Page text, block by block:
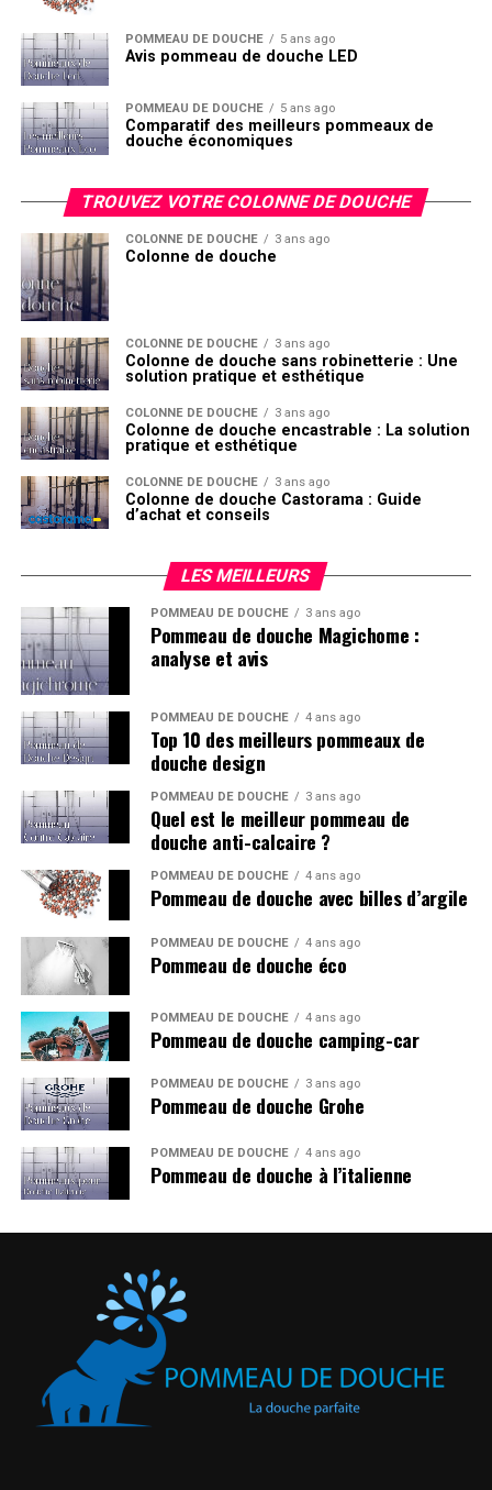
POMMEAU DE DOUCHE 5 ans ago
Avis pommeau de douche LED
POMMEAU DE DOUCHE 5 ans ago
Comparatif des meilleurs pommeaux de
douche économiques
TROUVEZ VOTRE COLONNE DE DOUCHE
COLONNE DE DOUCHE 3 ans ago
Colonne de douche
COLONNE DE DOUCHE 3 ans ago
Colonne de douche sans robinetterie : Une
solution pratique et esthétique
COLONNE DE DOUCHE 3 ans ago
Colonne de douche encastrable : La solution
pratique et esthétique
COLONNE DE DOUCHE 3 ans ago
Colonne de douche Castorama : Guide
d’achat et conseils
LES MEILLEURS
POMMEAU DE DOUCHE 3 ans ago
Pommeau de douche Magichome :
analyse et avis
POMMEAU DE DOUCHE 4 ans ago
Top 10 des meilleurs pommeaux de
douche design
POMMEAU DE DOUCHE 3 ans ago
Quel est le meilleur pommeau de
douche anti-calcaire ?
POMMEAU DE DOUCHE 4 ans ago
Pommeau de douche avec billes d’argile
POMMEAU DE DOUCHE 4 ans ago
Pommeau de douche éco
POMMEAU DE DOUCHE 4 ans ago
Pommeau de douche camping-car
POMMEAU DE DOUCHE 3 ans ago
Pommeau de douche Grohe
POMMEAU DE DOUCHE 4 ans ago
Pommeau de douche à l’italienne